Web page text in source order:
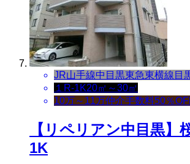
JR山手線中目黒東急東横線 目
１R-1K20㎡～30㎡
10万～11万仲介手数料50％
【リペリアン中目黒】
1K